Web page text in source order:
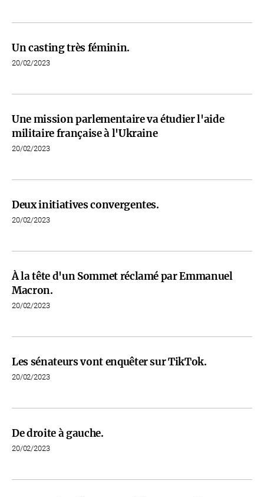
Un casting très féminin.
20/02/2023
Une mission parlementaire va étudier l'aide
militaire française à l'Ukraine
20/02/2023
Deux initiatives convergentes.
20/02/2023
À la tête d'un Sommet réclamé par Emmanuel
Macron.
20/02/2023
Les sénateurs vont enquêter sur TikTok.
20/02/2023
De droite à gauche.
20/02/2023